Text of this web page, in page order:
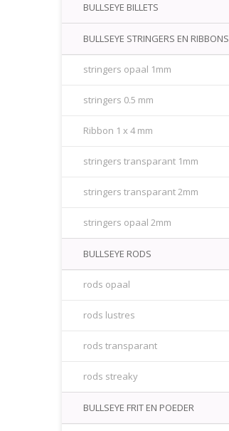
BULLSEYE BILLETS
BULLSEYE STRINGERS EN RIBBONS
stringers opaal 1mm
stringers 0.5 mm
Ribbon 1 x 4 mm
stringers transparant 1mm
stringers transparant 2mm
stringers opaal 2mm
BULLSEYE RODS
rods opaal
rods lustres
rods transparant
rods streaky
BULLSEYE FRIT EN POEDER